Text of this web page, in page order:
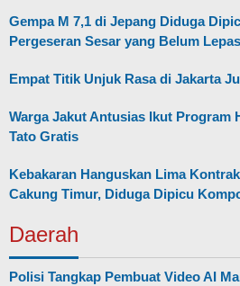
Gempa M 7,1 di Jepang Diduga
Pergeseran Sesar yang Belum
Empat Titik Unjuk Rasa di Jakarta
Warga Jakut Antusias Ikut Program
Tato Gratis
Kebakaran Hanguskan Lima
Cakung Timur, Diduga Dipicu
Daerah
Polisi Tangkap Pembuat Video AI